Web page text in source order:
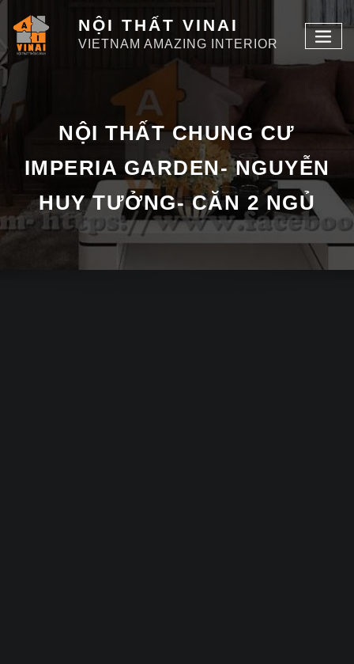
NỘI THẤT VINAI
VIETNAM AMAZING INTERIOR
NỘI THẤT CHUNG CƯ
IMPERIA GARDEN- NGUYỄN
HUY TƯỞNG- CĂN 2 NGỦ